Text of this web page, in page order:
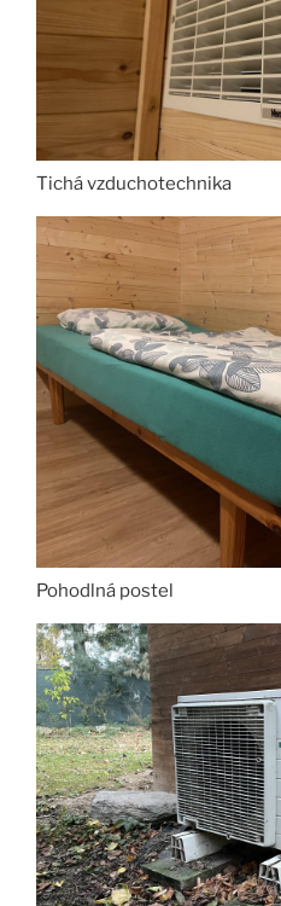
Tichá vzduchotechnika
Pohodlná postel